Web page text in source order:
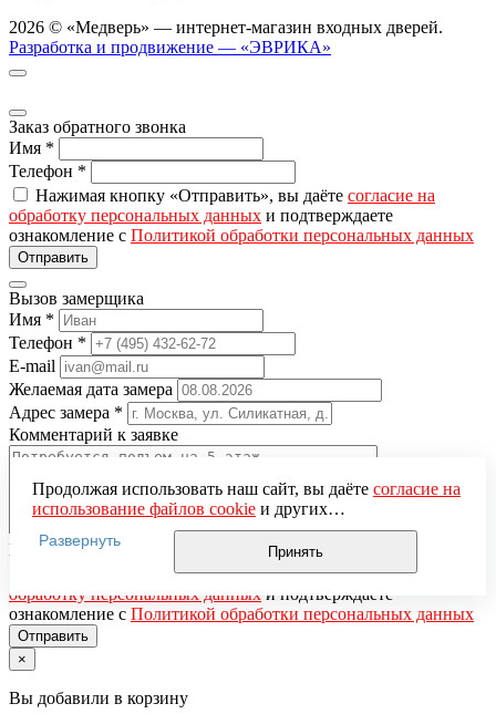
2026 © «Медверь» — интернет-магазин входных дверей.
Разработка и продвижение — «ЭВРИКА»
Заказ обратного звонка
Имя *
Телефон *
Нажимая кнопку «Отправить», вы даёте согласие на
обработку персональных данных и подтверждаете
ознакомление с Политикой обработки персональных данных
Вызов замерщика
Имя *
Телефон *
E-mail
Желаемая дата замера
Адрес замера *
Комментарий к заявке
Понравившаяся модель
Нажимая кнопку «Отправить», вы даётесогласие на
обработку персональных данных и подтверждаете
ознакомление с Политикой обработки персональных данных
Продолжая использовать наш сайт, вы даёте согласие на
использование файлов cookieи других
пользовательских данных (включая IP-адрес, сведения о
местоположении, устройстве, действиях на сайте и т. п.)
для функционирования сайта, проведения
использования систем аналитики (например,
Яндекс.Метрика), в соответствии с нашейПолитикой
Если вы не хотите, чтобы ваши данные обрабатывались,
настройте ограничения в браузере или покиньте сайт.
Развернуть
Принять
×
Вы добавили в корзину